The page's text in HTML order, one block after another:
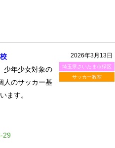
2026年3月13日
埼玉県さいたま市緑区
サッカー教室
少年少女対象の
人のサッカー基
ます。
29